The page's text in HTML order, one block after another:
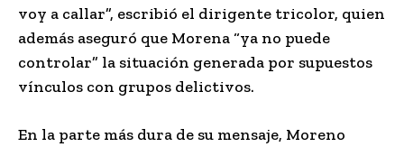
voy a callar”, escribió el dirigente tricolor, quien
además aseguró que Morena “ya no puede
controlar” la situación generada por supuestos
vínculos con grupos delictivos.
En la parte más dura de su mensaje, Moreno